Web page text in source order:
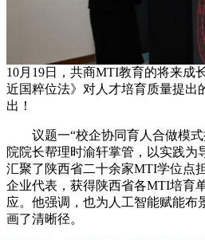
10月19日，共商MTI教育的将来成
近国粹位法》对人才培育质量提出
出！
议题一“校企协同育人合做模式
院院长帮理时渝轩掌管，以实践为
汇聚了陕西省二十余家MTI学位点
企业代表，获得陕西省各MTI培育
应。他强调，也为人工智能赋能布
画了清晰径。